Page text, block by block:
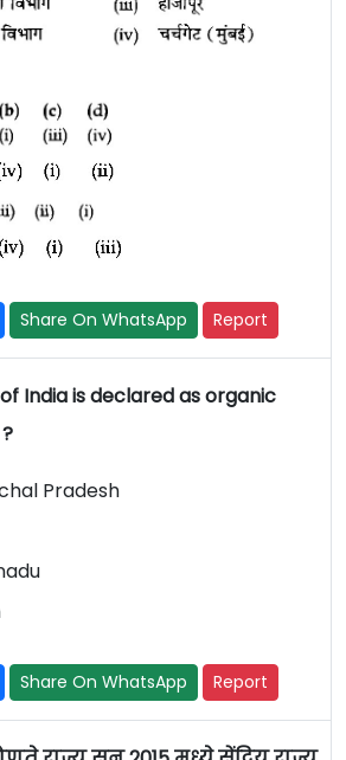
Share On WhatsApp Report
India is declared as organic
Pradesh
Share On WhatsApp Report